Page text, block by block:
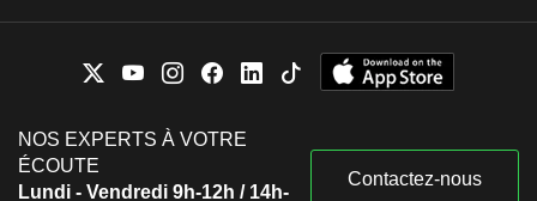
NOS EXPERTS À VOTRE
ÉCOUTE
Lundi - Vendredi 9h-12h / 14h-
Contactez-nous